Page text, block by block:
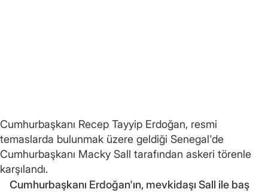
Cumhurbaşkanı Recep Tayyip Erdoğan, resmi
temaslarda bulunmak üzere geldiği Senegal'de
Cumhurbaşkanı Macky Sall tarafından askeri törenle
karşılandı.
Cumhurbaşkanı Erdoğan'ın, mevkidaşı Sall ile baş